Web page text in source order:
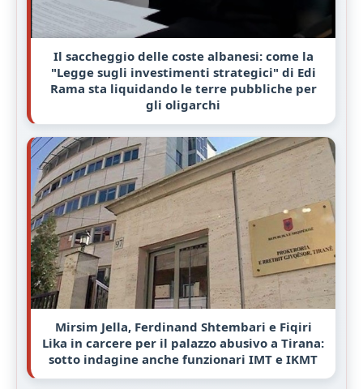
Il saccheggio delle coste albanesi: come la
"Legge sugli investimenti strategici" di Edi
Rama sta liquidando le terre pubbliche per
gli oligarchi
Mirsim Jella, Ferdinand Shtembari e Fiqiri
Lika in carcere per il palazzo abusivo a Tirana:
sotto indagine anche funzionari IMT e IKMT